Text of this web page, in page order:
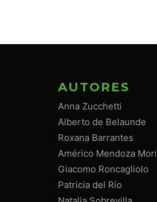
AUTORES
Anna Zucchetti
Alberto de Belaunde
Roxana Barrantes
Américo Mendoza Mori
Giacomo Roncagliolo
Patricia del Río